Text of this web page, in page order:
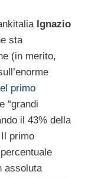
Ignazio
sta
(in merito,
primo
“grandi
il 43% della
primo
assoluta